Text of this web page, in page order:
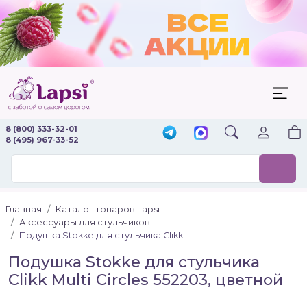
8 (800) 333-32-01
8 (495) 967-33-52
Главная
Каталог товаров Lapsi
Аксессуары для стульчиков
Подушка Stokke для стульчика Clikk
Подушка Stokke для стульчика
Clikk Multi Circles 552203, цветной